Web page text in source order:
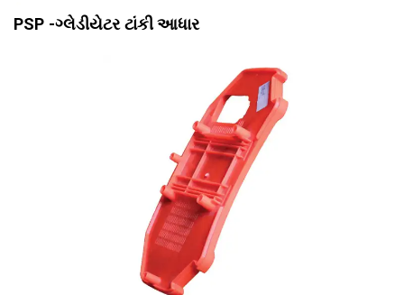
PSP -ગ્લેડીયેટર ટાંકી આધાર